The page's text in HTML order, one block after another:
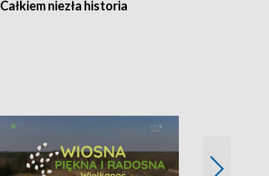
Całkiem niezła historia